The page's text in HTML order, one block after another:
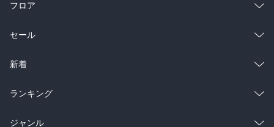
フロア
総合
ラノベ
雑誌・グラビア
BL・TL
セール
総合
ラノベ
雑誌・グラビア
新着
総合
ラノベ
ランキング
総合
ジャンル